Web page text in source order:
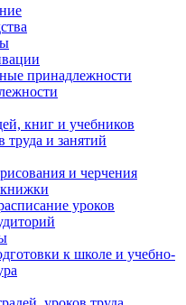
принадлежности
книг и учебников
труда и занятий
и черчения
уроков
к школе и учебно-